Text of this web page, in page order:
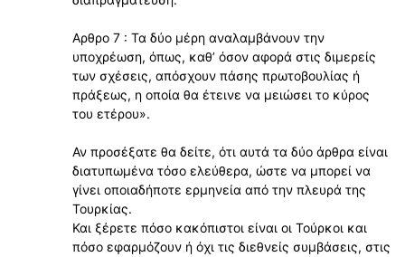
Αρθρο 7 : Τα δύο μέρη αναλαμβάνουν την
υποχρέωση, όπως, καθʼ όσον αφορά στις διμερείς
των σχέσεις, απόσχουν πάσης πρωτοβουλίας ή
πράξεως, η οποία θα έτεινε να μειώσει το κύρος
του ετέρου».
Αν προσέξατε θα δείτε, ότι αυτά τα δύο άρθρα είναι
διατυπωμένα τόσο ελεύθερα, ώστε να μπορεί να
γίνει οποιαδήποτε ερμηνεία από την πλευρά της
Τουρκίας.
Και ξέρετε πόσο κακόπιστοι είναι οι Τούρκοι και
πόσο εφαρμόζουν ή όχι τις διεθνείς συμβάσεις, στις